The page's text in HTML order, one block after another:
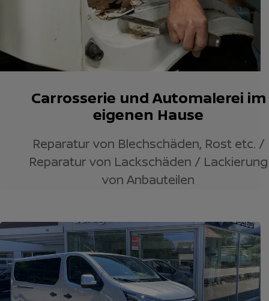
Carrosserie und Automalerei im
eigenen Hause
Reparatur von Blechschäden, Rost etc. /
Reparatur von Lackschäden / Lackierung
von Anbauteilen